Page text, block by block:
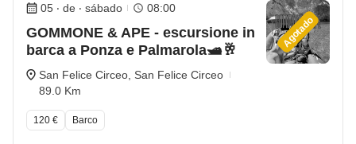
05 ‧ de ‧ sábado 08:00
GOMMONE & APE - escursione in
barca a Ponza e Palmarola🛥️🥂
San Felice Circeo, San Felice Circeo
89.0 Km
Agotado
120 € Barco